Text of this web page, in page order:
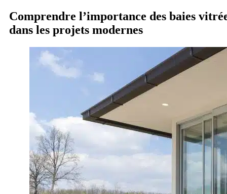
Comprendre l’importance des baies
dans les projets modernes